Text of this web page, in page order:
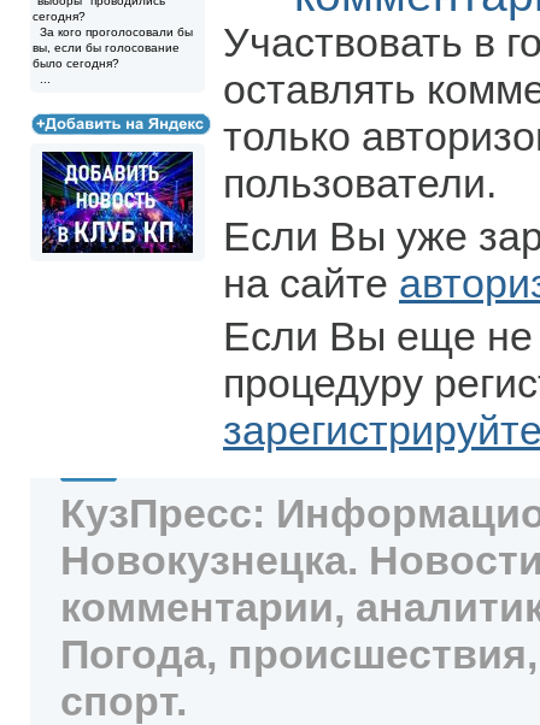
сегодня?
За кого проголосовали бы
вы, если бы голосование
было сегодня?
Участвовать в
оставлять
только
пользователи.
Если Вы уже
на сайте
Если Вы еще не
процедуру
КузПресс:
Новокузнецка.
комментарии,
Погода,
спорт.